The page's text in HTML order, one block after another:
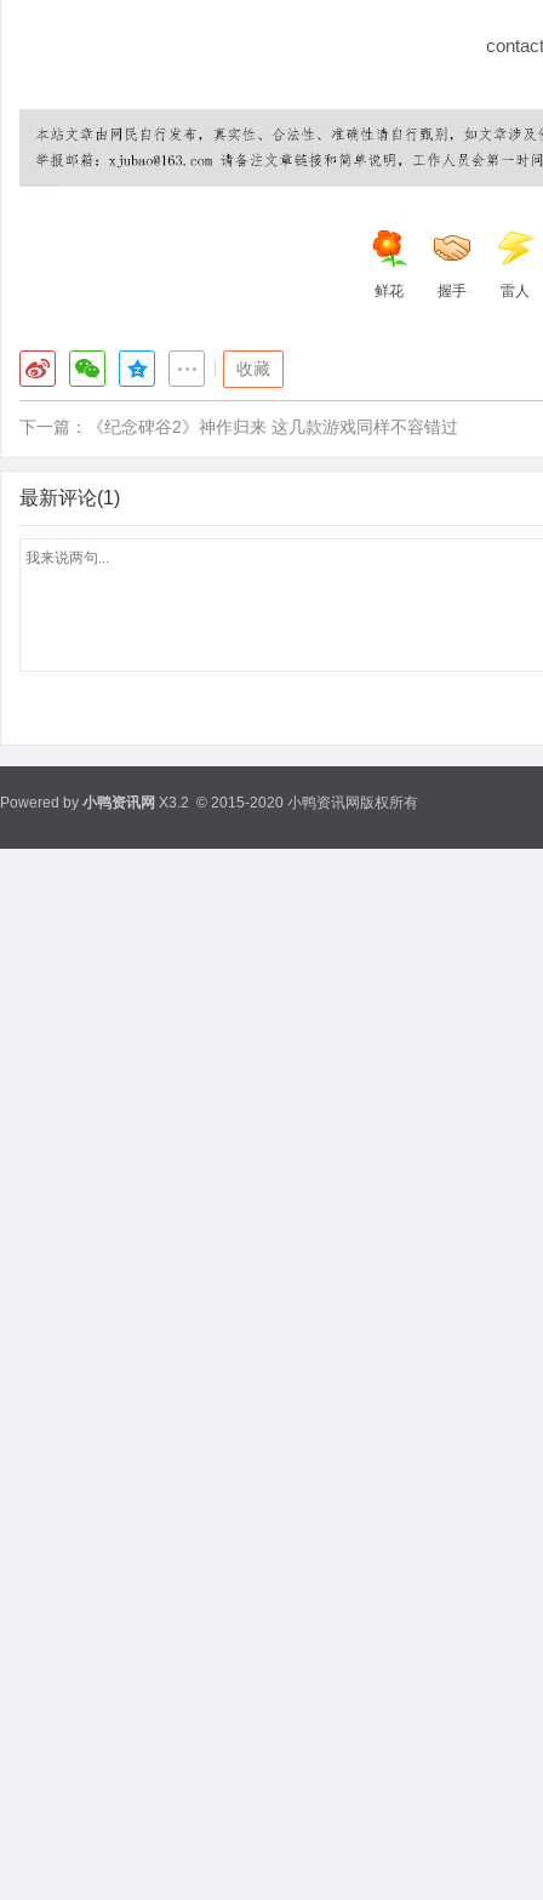
contact
鲜花 握手 雷人
收藏
下一篇： 《纪念碑谷2》神作归来 这几款游戏同样不容错过
最新评论(1)
Powered by 小鸭资讯网 X3.2 © 2015-2020 小鸭资讯网版权所有